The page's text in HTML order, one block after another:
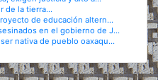
de la tierra...
de educación altern...
en el gobierno de J...
nativa de pueblo oaxaqu...